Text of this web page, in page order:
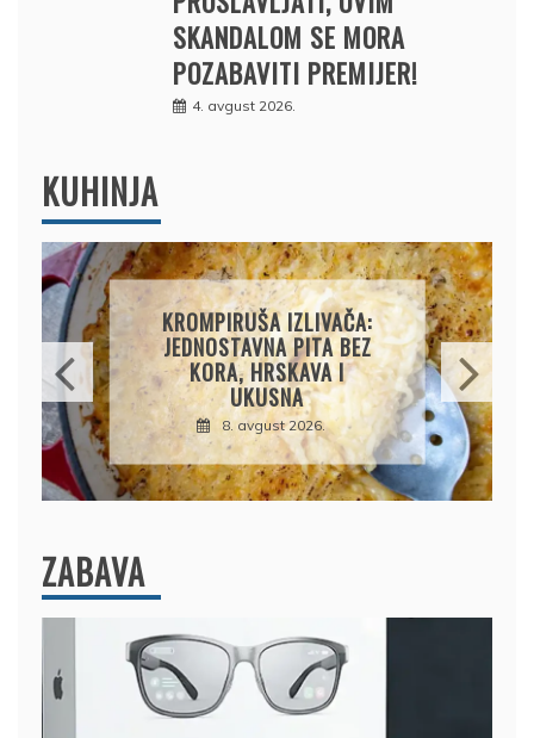
SKANDALOM SE MORA
POZABAVITI PREMIJER!
4. avgust 2026.
KUHINJA
AMERIČKE PALAČINKE:
BRZ I JEDNOSTAVAN
RECEPT ZA SAVRŠENO
MEKANE I VAZDUŠASTE
PALAČINKE
9. avgust 2026.
ZABAVA